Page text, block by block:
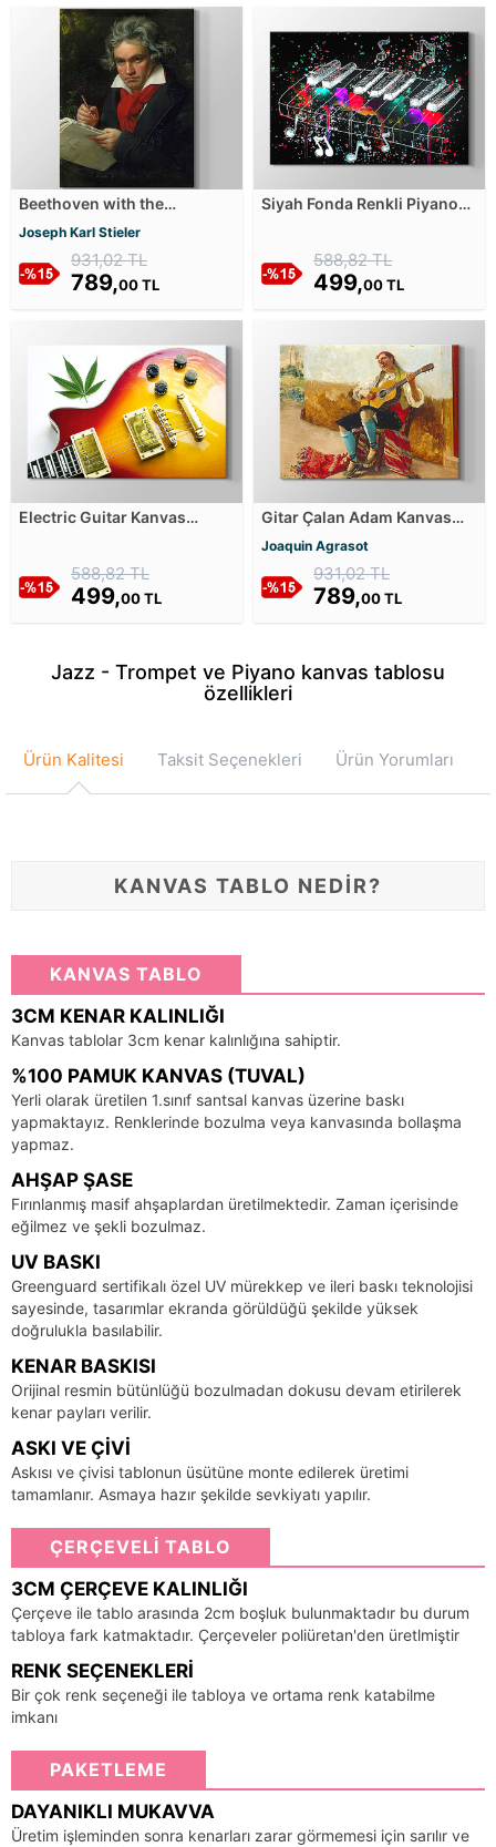
Beethoven with the
manuscript of the Missa
solemnis Kanvas Tablosu
Joseph Karl Stieler
931,02 TL
789,00 TL
Siyah Fonda Renkli Piyano
588,82 TL
499,00 TL
Electric Guitar Kanvas
588,82 TL
499,00 TL
Gitar Çalan Adam Kanvas
Tablosu
Joaquin Agrasot
931,02 TL
789,00 TL
Jazz - Trompet ve Piyano kanvas tablosu
özellikleri
Ürün Kalitesi Taksit Seçenekleri Ürün Yorumları
KANVAS TABLO NEDİR?
KANVAS TABLO
3CM KENAR KALINLIĞI
Kanvas tablolar 3cm kenar kalınlığına sahiptir.
%100 PAMUK KANVAS (TUVAL)
Yerli olarak üretilen 1.sınıf santsal kanvas üzerine baskı
yapmaktayız. Renklerinde bozulma veya kanvasında bollaşma
yapmaz.
AHŞAP ŞASE
Fırınlanmış masif ahşaplardan üretilmektedir. Zaman içerisinde
eğilmez ve şekli bozulmaz.
UV BASKI
Greenguard sertifikalı özel UV mürekkep ve ileri baskı teknolojisi
sayesinde, tasarımlar ekranda görüldüğü şekilde yüksek
doğrulukla basılabilir.
KENAR BASKISI
Orijinal resmin bütünlüğü bozulmadan dokusu devam etirilerek
kenar payları verilir.
ASKI VE ÇIVI
Askısı ve çivisi tablonun üsütüne monte edilerek üretimi
tamamlanır. Asmaya hazır şekilde sevkiyatı yapılır.
ÇERÇEVELİ TABLO
3CM ÇERÇEVE KALINLIĞI
Çerçeve ile tablo arasında 2cm boşluk bulunmaktadır bu durum
tabloya fark katmaktadır. Çerçeveler poliüretan'den üretlmiştir
RENK SEÇENEKLERI
Bir çok renk seçeneği ile tabloya ve ortama renk katabilme
imkanı
PAKETLEME
DAYANIKLI MUKAVVA
Üretim işleminden sonra kenarları zarar görmemesi için sarılır ve